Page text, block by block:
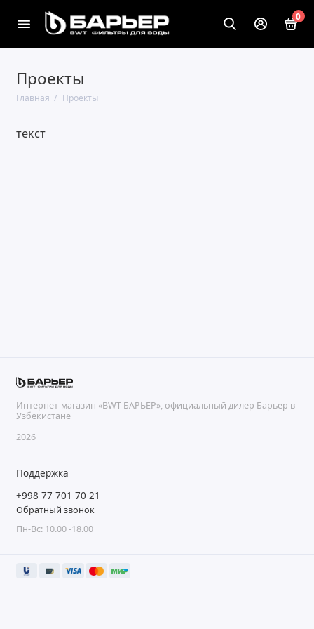
0
Проекты
Главная Проекты
текст
Интернет-магазин «BWT-БАРЬЕР», официальный дилер Барьер в
Узбекистане
2026
Поддержка
+998 77 701 70 21
Обратный звонок
Пн-Вс: 10.00 -18.00